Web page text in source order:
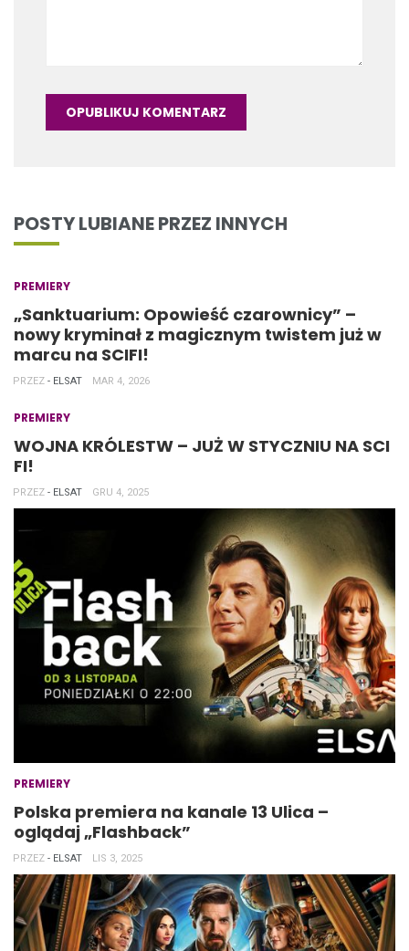
POSTY LUBIANE PRZEZ INNYCH
PREMIERY
„Sanktuarium: Opowieść czarownicy” –
nowy kryminał z magicznym twistem już w
marcu na SCIFI!
PRZEZ - ELSAT MAR 4, 2026
PREMIERY
WOJNA KRÓLESTW – JUŻ W STYCZNIU NA SCI
FI!
PRZEZ - ELSAT GRU 4, 2025
PREMIERY
Polska premiera na kanale 13 Ulica –
oglądaj „Flashback”
PRZEZ - ELSAT LIS 3, 2025